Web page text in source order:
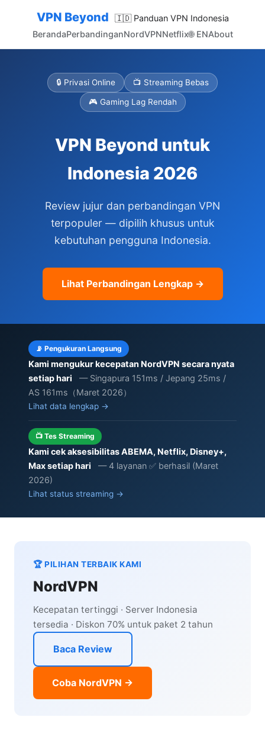
VPN Beyond
🇮🇩 Panduan VPN Indonesia
BerandaPerbandinganNordVPNNetflix🌐 ENAbout
🔒 Privasi Online 📺 Streaming Bebas
🎮 Gaming Lag Rendah
VPN Beyond untuk
Indonesia 2026
Review jujur dan perbandingan VPN
terpopuler — dipilih khusus untuk
kebutuhan pengguna Indonesia.
Lihat Perbandingan Lengkap →
📡 Pengukuran Langsung
Kami mengukur kecepatan NordVPN secara nyata
setiap hari
— Singapura 151ms / Jepang 25ms /
AS 161ms（Maret 2026）
Lihat data lengkap →
📺 Tes Streaming
Kami cek aksesibilitas ABEMA, Netflix, Disney+,
Max setiap hari
— 4 layanan ✅ berhasil (Maret
2026)
Lihat status streaming →
🏆 PILIHAN TERBAIK KAMI
NordVPN
Kecepatan tertinggi · Server Indonesia
tersedia · Diskon 70% untuk paket 2 tahun
Baca Review
Coba NordVPN →